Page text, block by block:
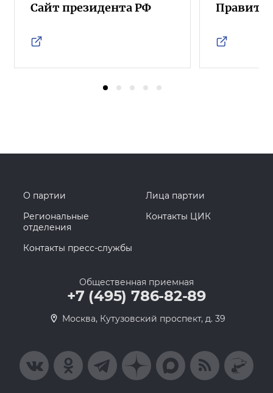
Сайт президента РФ
О партии
Лица партии
Региональные
отделения
Контакты ЦИК
Контакты пресс-службы
Общественная приемная
+7 (495) 786-82-89
Москва, Кутузовский проспект, д. 39